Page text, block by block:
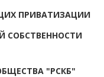
ПРИВАТИЗАЦИИ
СОБСТВЕННОСТИ
"РСКБ"